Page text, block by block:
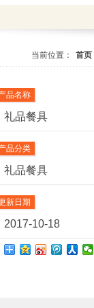
当前位置： 首页
品名称
礼品餐具
品分类
礼品餐具
新日期
2017-10-18